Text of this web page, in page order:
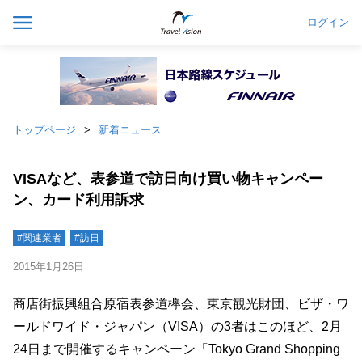
ログイン
トップページ 新着ニュース
VISAなど、表参道で訪日向け買い物キャンペー
ン、カード利用訴求
#関連業者 #訪日
2015年1月26日
商店街振興組合原宿表参道欅会、東京観光財団、ビザ・ワ
ールドワイド・ジャパン（VISA）の3者はこのほど、2月
24日まで開催するキャンペーン「Tokyo Grand Shopping